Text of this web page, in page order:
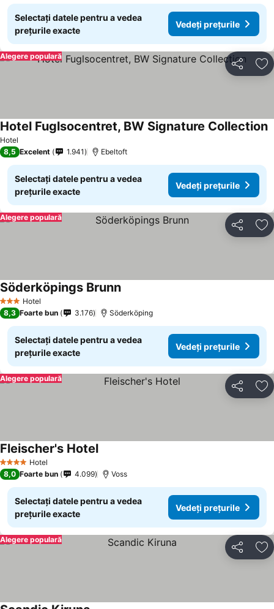
Selectați datele pentru a vedea
prețurile exacte
Vedeți prețurile
Distribuiți
Alegere populară
Hotel
Hotel Fuglsocentret, BW Signature Collection
8,5 Excelent 1.941 Ebeltoft
Selectați datele pentru a vedea
prețurile exacte
Vedeți prețurile
Distribuiți
Alegere populară
3 SteleHotel
Söderköpings Brunn
8,3 Foarte bun 3.176 Söderköping
Selectați datele pentru a vedea
prețurile exacte
Vedeți prețurile
Distribuiți
Alegere populară
4 Stele Hotel
Fleischer's Hotel
8,0 Foarte bun 4.099 Voss
Selectați datele pentru a vedea
prețurile exacte
Vedeți prețurile
Distribuiți
Alegere populară